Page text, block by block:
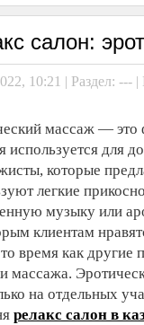
салон:
10:21 | Раздел:
массаж — это
используется для
которые
легкие
музыку или
клиентам
то время как
массажа.
на отдельных
релакс салон в